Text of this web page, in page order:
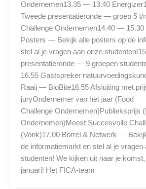
Ondernemen13.35 — 13.40
Tweede presentatieronde — groep 5 t/
Challenge Ondernemen14.40 — 15.30
Posters — Bekijk alle posters op de
stel al je vragen aan onze
presentatieronde — 9 groepen
16.55 Gastspreker
Raaij — BioBite16.55 Afsluiting met
juryOndernemer van het jaar (Food
Challenge Ondernemen)Publieksprijs
Ondernemen)Meest Succesvolle
(Vonk)17.00 Borrel & Netwerk —
de informatiemarkt en stel al je vragen
studenten! We kijken uit naar je
januari! Het FICA-team